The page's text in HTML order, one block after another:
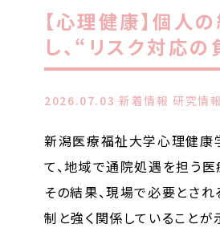
【心理健康】個人
し、“リスク対応
2026.07.03新着情報 研究情報
新潟医療福祉大学心理健康
て、地域で通院処遇を担う
その結果、現場で必要とさ
制と強く関係していること